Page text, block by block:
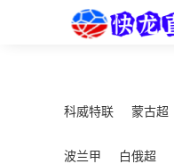
科威特联 蒙古超
波兰甲 白俄超